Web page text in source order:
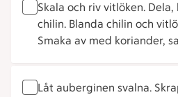
Skala och riv vitlöken.
chilin. Blanda chilin och
Smaka av med koriander,
Låt auberginen svalna.